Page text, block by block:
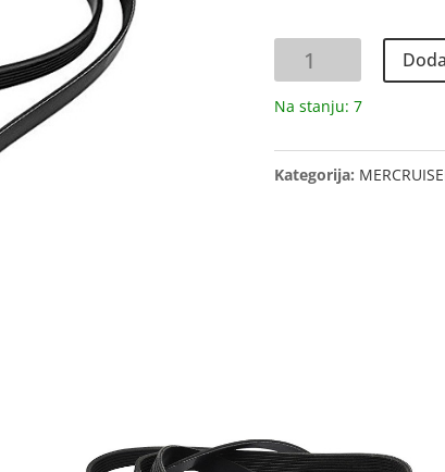
REMEN
količina
Na stanju: 7
Kategorija: